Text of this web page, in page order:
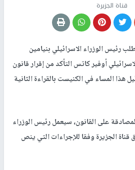
قناة الجزيرة
رئيس الوزراء الاسرائيلي بنيامين
أوفير كاتس التأكد من إقرار قانون
هذا المساء في الكنيست بالقراءة الثانية
على القانون، سيعمل رئيس الوزراء
قناة الجزيرة وفقا للإجراءات التي ينص